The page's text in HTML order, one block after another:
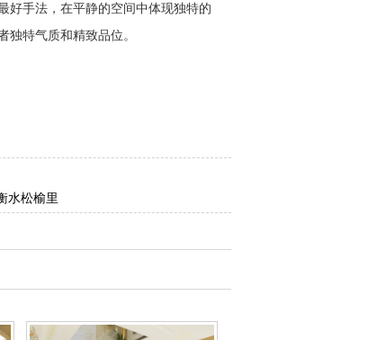
好手法，在平静的空间中体现独特的
独特气质和精致品位。
水松榆里